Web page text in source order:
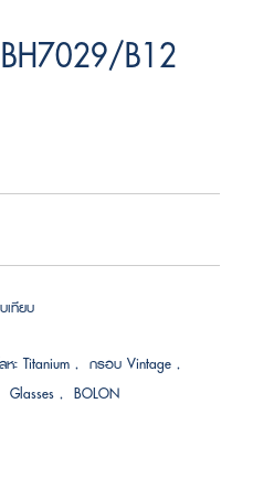
B12
เทียบ
หะ Titanium , กรอบ Vintage ,
Glasses , BOLON